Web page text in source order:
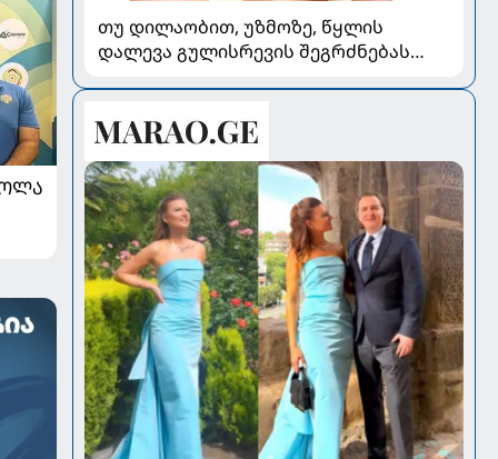
თუ დილაობით, უზმოზე, წყლის
დალევა გულისრევის შეგრძნებას